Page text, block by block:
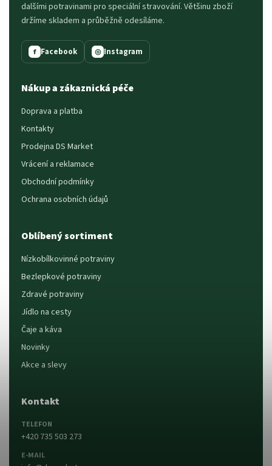
dalšími potravinami pro speciální stravování. Většinu zboží
držíme skladem a průběžně odesíláme.
f Facebook ◎ Instagram
Nákup a zákaznická péče
Doprava a platba
Kontakty
Prodejna DS Market
Vrácení a reklamace
Obchodní podmínky
Ochrana osobních údajů
Oblíbený sortiment
Nízkobílkovinné potraviny
Bezlepkové potraviny
Zdravé potraviny
Jídlo na cesty
Čaje a káva
Novinky
Akce a slevy
Kontakt
TELEFON
+420 735 503 273
E-MAIL